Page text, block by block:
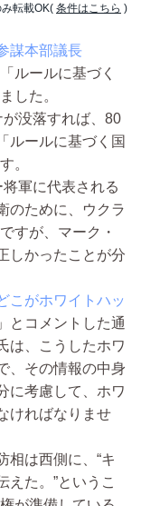
転載OK( 条件はこちら )
謀本部議長
ルールに基づく
した。
が没落すれば、80
ルールに基づく国
。
軍に代表される
のために、ウクラ
すが、マーク・
しかったことが分
こがホワイトハッ
」とコメントした通
は、こうしたホワ
、その情報の中身
に考慮して、ホワ
ければなりませ
は西側に、“キ
えた。”というこ